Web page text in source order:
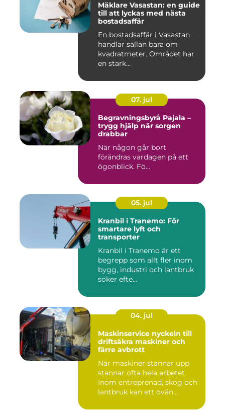
Mäklare Vasastan: en guide
till att lyckas med nästa
bostadsaffär
En bostadsaffär i Vasastan
handlar sällan bara om
kvadratmeter. Området har
en stark...
07. jul
Begravningsbyrå Pajala –
trygg hjälp när sorgen
drabbar
När någon går bort
förändras vardagen på ett
ögonblick. Fö...
05. jul
Kranbil i Tranemo: För
smartare lyft och
transporter
Kranbil i Tranemo är ett
begrepp som allt fler inom
bygg, industri och lantbruk
söker efte...
04. jul
Maskinservice nyckeln till
driftsäkra maskiner och
färre avbrott
När maskiner stannar upp
stannar ofta hela arbetet.
Inom entreprenad, skog och
lantbruk kan ett ovän...